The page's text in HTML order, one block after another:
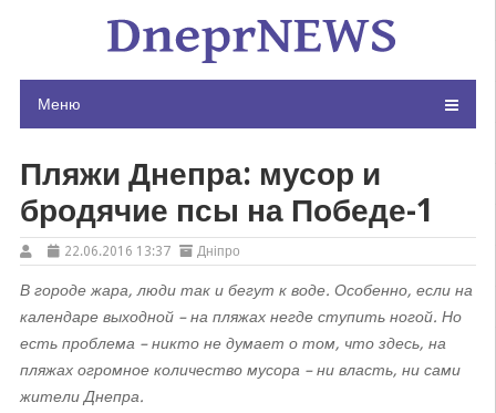
Меню
Пляжи Днепра: мусор и
бродячие псы на Победе-1
22.06.2016 13:37 Дніпро
В городе жара, люди так и бегут к воде. Особенно, если на
календаре выходной – на пляжах негде ступить ногой. Но
есть проблема – никто не думает о том, что здесь, на
пляжах огромное количество мусора – ни власть, ни сами
жители Днепра.